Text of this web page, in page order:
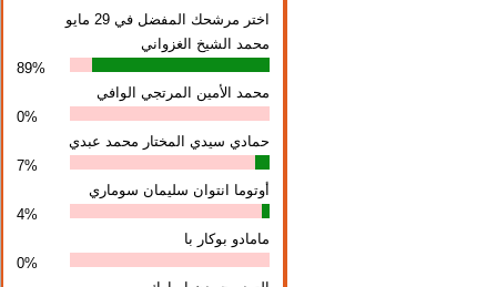
اختر مرشحك المفضل في 29 مايو
محمد الشيخ الغزواني
89%
محمد الأمين المرتجي الوافي
0%
حمادي سيدي المختار محمد عبدي
7%
أوتوما انتوان سلیمان سوماري
4%
مامادو بوكار با
0%